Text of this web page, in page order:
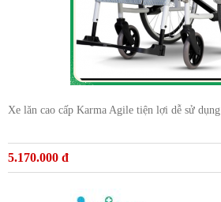
Xe lăn cao cấp Karma Agile tiện lợi dễ sử dụng
5.170.000 đ